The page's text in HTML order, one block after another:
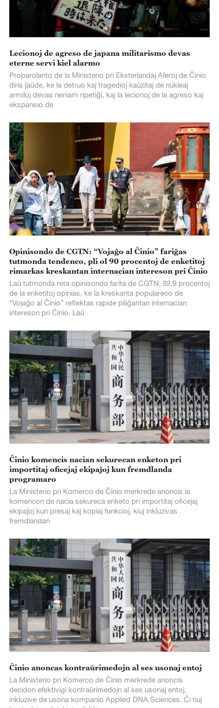
Lecionoj de agreso de japana militarismo devas
eterne servi kiel alarmo
Proparolanto de la Ministerio pri Eksterlandaj Aferoj de Ĉinio
diris ĵaŭde, ke la detruo kaj tragedioj kaŭzitaj de nukleaj
armiloj devas neniam ripetiĝi, kaj la lecionoj de la agreso kaj
ekspansio de
Opinisondo de CGTN: “Vojaĝo al Ĉinio” fariĝas
tutmonda tendenco, pli ol 90 procentoj de enketitoj
rimarkas kreskantan internacian intereson pri Ĉinio
Laŭ tutmonda reta opinisondo farita de CGTN, 92,9 procentoj
de la enketitoj opinias, ke la kreskanta populareco de
“Vojaĝo al Ĉinio” reflektas rapide pliiĝantan internacian
intereson pri Ĉinio. Laŭ
Ĉinio komencis nacian sekurecan enketon pri
importitaj oficejaj ekipaĵoj kun fremdlanda
programaro
La Ministerio pri Komerco de Ĉinio merkrede anoncis la
komencon de nacia sekureca enketo pri importitaj oficejaj
ekipaĵoj kun presaj kaj kopiaj funkcioj, kiuj inkluzivas
fremdlandan
Ĉinio anoncas kontraŭrimedojn al ses usonaj entoj
La Ministerio pri Komerco de Ĉinio merkrede anoncis
decidon efektivigi kontraŭrimedojn al ses usonaj entoj,
inkluzive de usona kompanio Applied DNA Sciences. Ĉi tiuj